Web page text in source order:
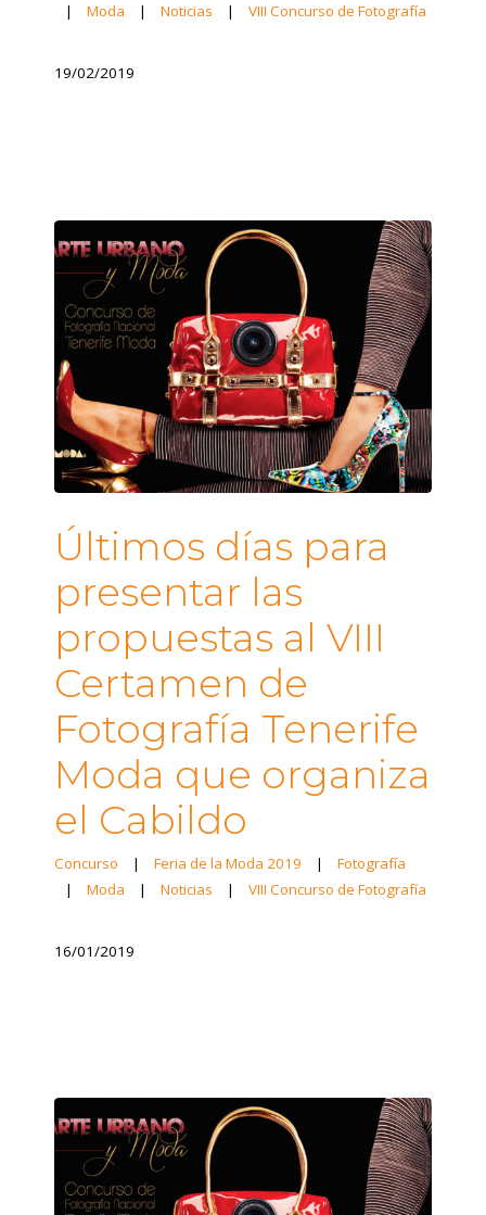
|
Moda | Noticias | VIII Concurso de Fotografía
19/02/2019
Últimos días para
presentar las
propuestas al VIII
Certamen de
Fotografía Tenerife
Moda que organiza
el Cabildo
Concurso | Feria de la Moda 2019 |
Fotografía
|
Moda | Noticias | VIII Concurso de Fotografía
16/01/2019